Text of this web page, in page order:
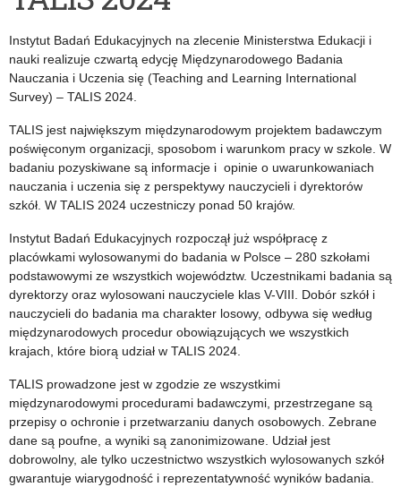
Instytut Badań Edukacyjnych na zlecenie Ministerstwa Edukacji i
nauki realizuje czwartą edycję Międzynarodowego Badania
Nauczania i Uczenia się (Teaching and Learning International
Survey) – TALIS 2024.
TALIS jest największym międzynarodowym projektem badawczym
poświęconym organizacji, sposobom i warunkom pracy w szkole. W
badaniu pozyskiwane są informacje i opinie o uwarunkowaniach
nauczania i uczenia się z perspektywy nauczycieli i dyrektorów
szkół. W TALIS 2024 uczestniczy ponad 50 krajów.
Instytut Badań Edukacyjnych rozpoczął już współpracę z
placówkami wylosowanymi do badania w Polsce – 280 szkołami
podstawowymi ze wszystkich województw. Uczestnikami badania są
dyrektorzy oraz wylosowani nauczyciele klas V-VIII. Dobór szkół i
nauczycieli do badania ma charakter losowy, odbywa się według
międzynarodowych procedur obowiązujących we wszystkich
krajach, które biorą udział w TALIS 2024.
TALIS prowadzone jest w zgodzie ze wszystkimi
międzynarodowymi procedurami badawczymi, przestrzegane są
przepisy o ochronie i przetwarzaniu danych osobowych. Zebrane
dane są poufne, a wyniki są zanonimizowane. Udział jest
dobrowolny, ale tylko uczestnictwo wszystkich wylosowanych szkół
gwarantuje wiarygodność i reprezentatywność wyników badania.
roli
rodziny
poprzez
pomoc
w
kształtowaniu
u
i
uczniów
stałych
sprawności
w
czynieniu
dobra,
rzetelną
na
mediację”